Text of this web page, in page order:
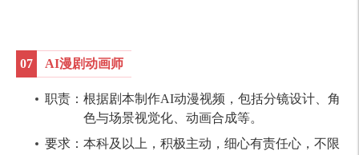
07 AI漫剧动画师
职责：根据剧本制作AI动漫视频，包括分镜设计、角
色与场景视觉化、动画合成等。
要求：本科及以上，积极主动，细心有责任心，不限